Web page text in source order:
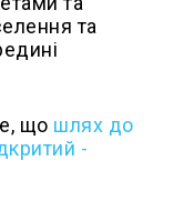
та
що шлях до
-